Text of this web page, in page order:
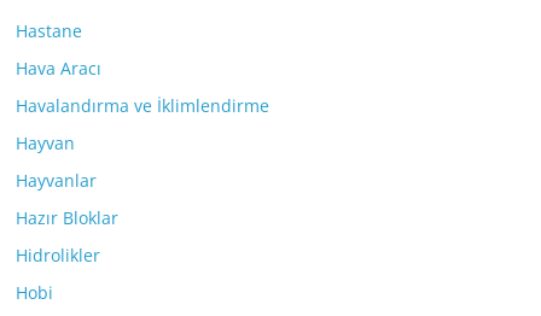
Hastane
Hava Aracı
Havalandırma ve İklimlendirme
Hayvan
Hayvanlar
Hazır Bloklar
Hidrolikler
Hobi